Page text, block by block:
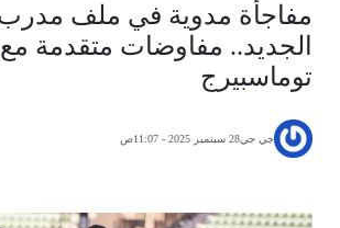
مفاجأة مدوية في ملف مدرب
الجديد.. مفاوضات متقدمة
توماسبيرج
جي جي28 سبتمبر 2025 - 11:07ص